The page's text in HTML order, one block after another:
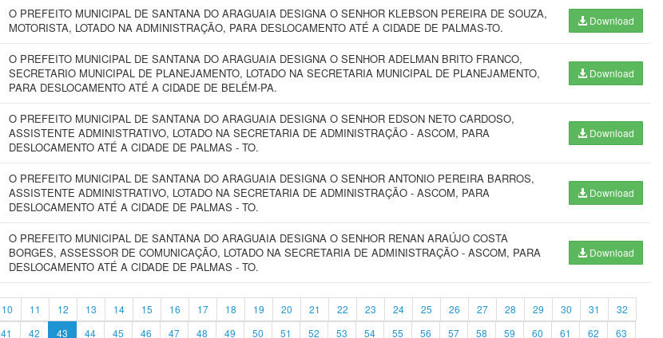
O PREFEITO MUNICIPAL DE SANTANA DO ARAGUAIA DESIGNA O SENHOR KLEBSON PEREIRA DE SOUZA,
MOTORISTA, LOTADO NA ADMINISTRAÇÃO, PARA DESLOCAMENTO ATÉ A CIDADE DE PALMAS-TO.
Download
O PREFEITO MUNICIPAL DE SANTANA DO ARAGUAIA DESIGNA O SENHOR ADELMAN BRITO FRANCO,
SECRETARIO MUNICIPAL DE PLANEJAMENTO, LOTADO NA SECRETARIA MUNICIPAL DE PLANEJAMENTO,
PARA DESLOCAMENTO ATÉ A CIDADE DE BELÉM-PA.
Download
O PREFEITO MUNICIPAL DE SANTANA DO ARAGUAIA DESIGNA O SENHOR EDSON NETO CARDOSO,
ASSISTENTE ADMINISTRATIVO, LOTADO NA SECRETARIA DE ADMINISTRAÇÃO - ASCOM, PARA
DESLOCAMENTO ATÉ A CIDADE DE PALMAS - TO.
Download
O PREFEITO MUNICIPAL DE SANTANA DO ARAGUAIA DESIGNA O SENHOR ANTONIO PEREIRA BARROS,
ASSISTENTE ADMINISTRATIVO, LOTADO NA SECRETARIA DE ADMINISTRAÇÃO - ASCOM, PARA
DESLOCAMENTO ATÉ A CIDADE DE PALMAS - TO.
Download
O PREFEITO MUNICIPAL DE SANTANA DO ARAGUAIA DESIGNA O SENHOR RENAN ARAÚJO COSTA
BORGES, ASSESSOR DE COMUNICAÇÃO, LOTADO NA SECRETARIA DE ADMINISTRAÇÃO - ASCOM, PARA
DESLOCAMENTO ATÉ A CIDADE DE PALMAS - TO.
Download
10 11 12 13 14 15 16 17 18 19 20 21 22 23 24 25 26 27 28 29 30 31
32
41 42 43 44 45 46 47 48 49 50 51 52 53 54 55 56 57 58 59 60 61 62 63